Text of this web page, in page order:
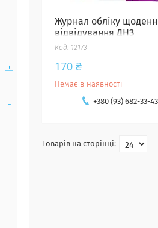
Журнал обліку
відвідування ДНЗ
12173
170 ₴
Немає в наявності
+380 (93) 682-33-43